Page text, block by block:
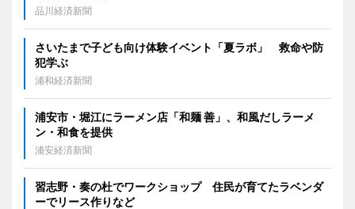
品川経済新聞
さいたまで子ども向け体験イベント「夏ラボ」 救命や防
犯学ぶ
浦和経済新聞
浦安市・堀江にラーメン店「和麺 善」、和風だしラーメ
ン・和食を提供
浦安経済新聞
習志野・奏の杜でワークショップ 住民が育てたラベンダ
ーでリース作りなど